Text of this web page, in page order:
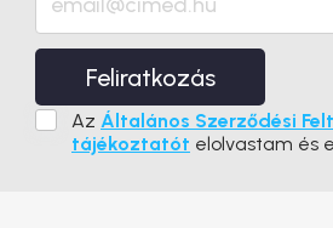
Feliratkozás
Az Általános Szerződési
tájékoztatót elolvastam és